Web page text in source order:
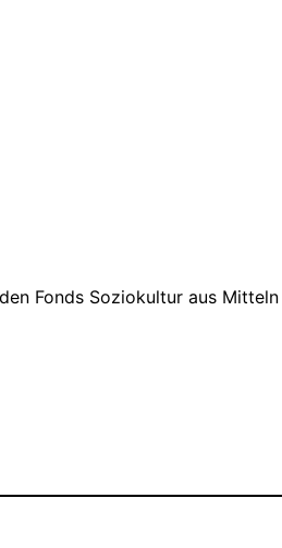
Fonds Soziokultur aus